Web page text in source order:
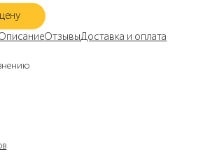
ОтзывыДоставка и оплата